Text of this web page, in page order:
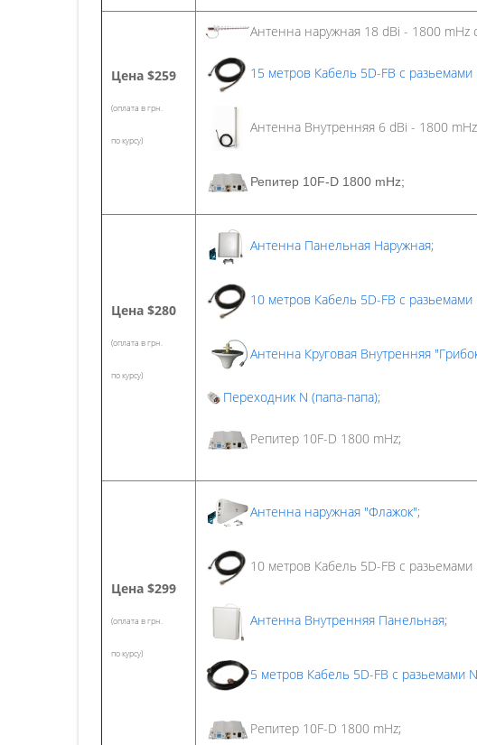
Цена $259
(оплата в грн.
по курсу)
Антенна наружная 18 dBi - 1800 mHz
15 метров Кабель 5D-FB с разьемами
Антенна Внутренняя 6 dBi - 1800
Репитер 10F-D 1800 mHz;
Цена $280
(оплата в грн.
по курсу)
Антенна Панельная Наружная;
10 метров Кабель 5D-FB с разьемами
Антенна Круговая Внутренняя
Переходник N (папа-папа);
Репитер 10F-D 1800 mHz;
Цена $299
(оплата в грн.
по курсу)
Антенна наружная "Флажок";
10 метров Кабель 5D-FB с разьемами
Антенна Внутренняя Панельная;
5 метров Кабель 5D-FB с разьемами
Репитер 10F-D 1800 mHz;